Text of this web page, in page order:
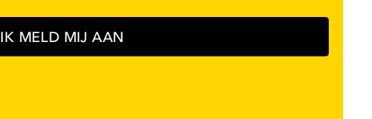
IK MELD MIJ AAN